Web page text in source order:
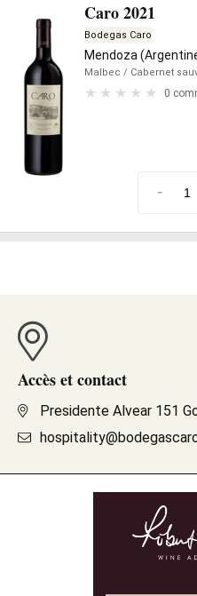
Caro 2021
Bodegas Caro
Mendoza
Malbec / Cabernet
0
-
Accès et contact
Presidente Alvear 151